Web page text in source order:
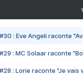
#30 : Eve Angeli raconte
#29 : MC Solaar raconte
#28 : Lorie raconte "Je vais